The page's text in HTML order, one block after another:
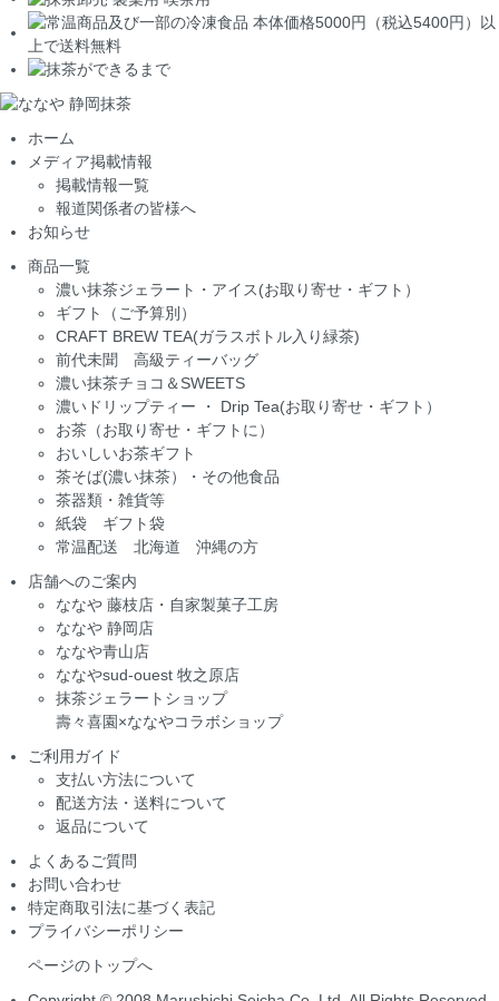
ホーム
メディア掲載情報
掲載情報一覧
報道関係者の皆様へ
お知らせ
商品一覧
濃い抹茶ジェラート・アイス(お取り寄せ・ギフト）
ギフト（ご予算別）
CRAFT BREW TEA(ガラスボトル入り緑茶)
前代未聞 高級ティーバッグ
濃い抹茶チョコ＆SWEETS
濃いドリップティー ・ Drip Tea(お取り寄せ・ギフト）
お茶（お取り寄せ・ギフトに）
おいしいお茶ギフト
茶そば(濃い抹茶）・その他食品
茶器類・雑貨等
紙袋 ギフト袋
常温配送 北海道 沖縄の方
店舗へのご案内
ななや 藤枝店・自家製菓子工房
ななや 静岡店
ななや青山店
ななやsud-ouest 牧之原店
抹茶ジェラートショップ
壽々喜園×ななやコラボショップ
ご利用ガイド
支払い方法について
配送方法・送料について
返品について
よくあるご質問
お問い合わせ
特定商取引法に基づく表記
プライバシーポリシー
ページのトップへ